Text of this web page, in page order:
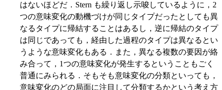
はないほどだ．Stern も繰り返し示唆しているように，2
つの意味変化の動機づけが同じタイプだったとしても異
なるタイプに帰結することはあるし，逆に帰結のタイプ
は同じであっても，経由した過程のタイプは異なるとい
うような意味変化もある．また，異なる複数の要因が絡
み合って，1つの意味変化が発生するということもごく
普通にみられる．そもそも意味変化の分類といっても，
意味変化のどの局面に注目して分類するかという考え方